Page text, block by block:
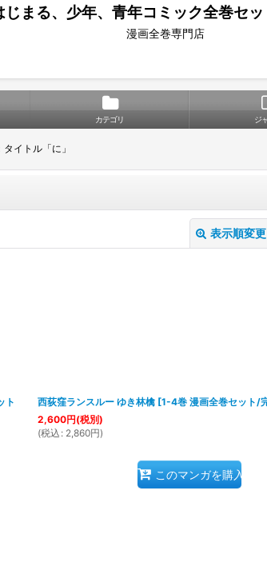
じまる、少年、青年コミック全巻セ
漫画全巻専門店
カテゴリ ジ
イトル「に」
表示順変更
ト
西荻窪ランスルー ゆき林檎 [1-4巻 漫画全巻セット/
2,600円(税別)
(税込 : 2,860円)
このマンガを購入